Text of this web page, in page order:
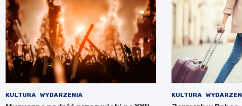
KULTURA WYDARZENIA KULTURA